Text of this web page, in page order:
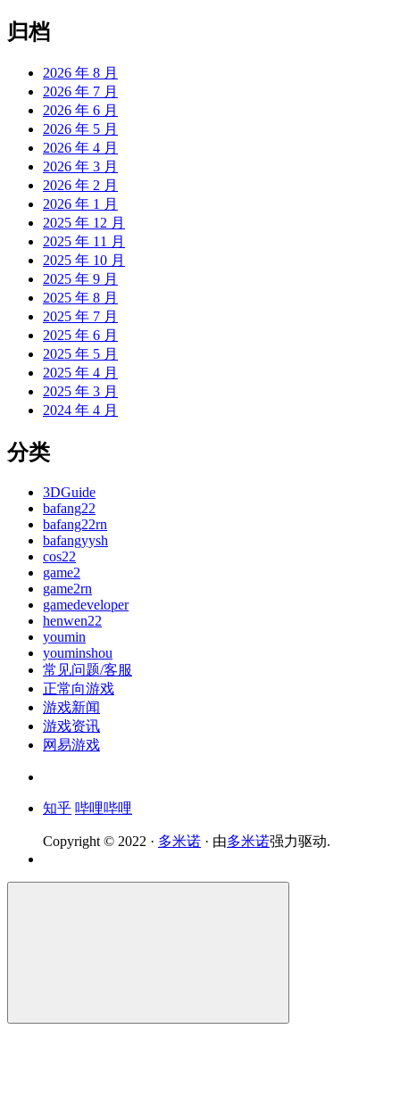
归档
2026 年 8 月
2026 年 7 月
2026 年 6 月
2026 年 5 月
2026 年 4 月
2026 年 3 月
2026 年 2 月
2026 年 1 月
2025 年 12 月
2025 年 11 月
2025 年 10 月
2025 年 9 月
2025 年 8 月
2025 年 7 月
2025 年 6 月
2025 年 5 月
2025 年 4 月
2025 年 3 月
2024 年 4 月
分类
3DGuide
bafang22
bafang22rn
bafangyysh
cos22
game2
game2rn
gamedeveloper
henwen22
youmin
youminshou
常见问题/客服
正常向游戏
游戏新闻
游戏资讯
网易游戏
知乎 哔哩哔哩
Copyright © 2022 · 多米诺 · 由多米诺强力驱动.